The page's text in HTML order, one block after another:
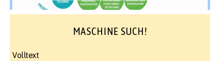
MASCHINE SUCH!
Volltext